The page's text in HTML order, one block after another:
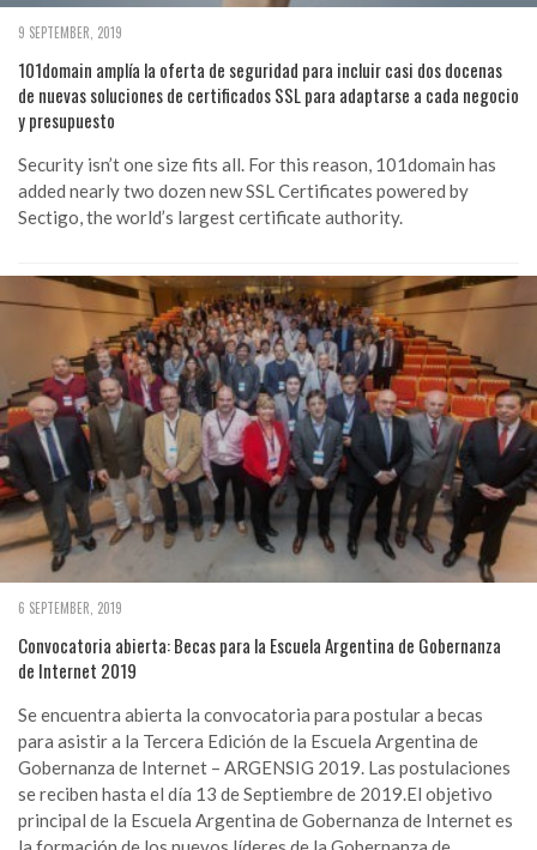
9 SEPTEMBER, 2019
101domain amplía la oferta de seguridad para incluir casi dos docenas
de nuevas soluciones de certificados SSL para adaptarse a cada negocio
y presupuesto
Security isn’t one size fits all. For this reason, 101domain has
added nearly two dozen new SSL Certificates powered by
Sectigo, the world’s largest certificate authority.
6 SEPTEMBER, 2019
Convocatoria abierta: Becas para la Escuela Argentina de Gobernanza
de Internet 2019
Se encuentra abierta la convocatoria para postular a becas
para asistir a la Tercera Edición de la Escuela Argentina de
Gobernanza de Internet – ARGENSIG 2019. Las postulaciones
se reciben hasta el día 13 de Septiembre de 2019.El objetivo
principal de la Escuela Argentina de Gobernanza de Internet es